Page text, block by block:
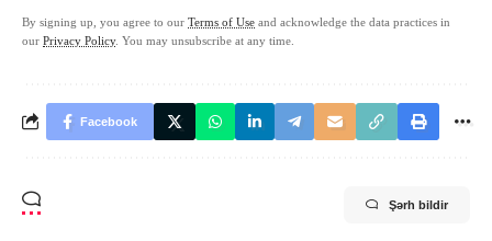
By signing up, you agree to our Terms of Use and acknowledge the data practices in
our Privacy Policy. You may unsubscribe at any time.
Facebook
Şərh bildir